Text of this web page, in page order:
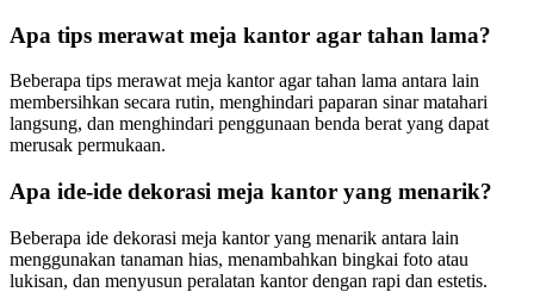
Apa tips merawat meja kantor agar tahan lama?
Beberapa tips merawat meja kantor agar tahan lama antara lain
membersihkan secara rutin, menghindari paparan sinar matahari
langsung, dan menghindari penggunaan benda berat yang dapat
merusak permukaan.
Apa ide-ide dekorasi meja kantor yang menarik?
Beberapa ide dekorasi meja kantor yang menarik antara lain
menggunakan tanaman hias, menambahkan bingkai foto atau
lukisan, dan menyusun peralatan kantor dengan rapi dan estetis.